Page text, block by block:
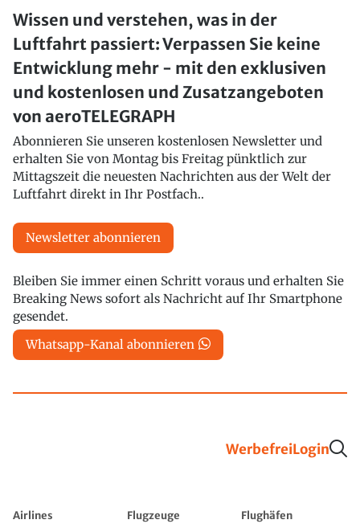
Wissen und verstehen, was in der
Luftfahrt passiert: Verpassen Sie keine
Entwicklung mehr - mit den exklusiven
und kostenlosen und Zusatzangeboten
von aeroTELEGRAPH
Abonnieren Sie unseren kostenlosen Newsletter und
erhalten Sie von Montag bis Freitag pünktlich zur
Mittagszeit die neuesten Nachrichten aus der Welt der
Luftfahrt direkt in Ihr Postfach..
Newsletter abonnieren
Bleiben Sie immer einen Schritt voraus und erhalten Sie
Breaking News sofort als Nachricht auf Ihr Smartphone
gesendet.
Whatsapp-Kanal abonnieren
WerbefreiLogin
Airlines Flugzeuge
Flughäfen